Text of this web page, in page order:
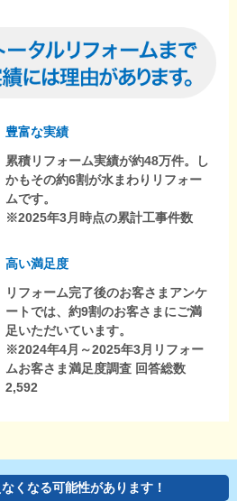
豊富な実績
累積リフォーム実績が約48万件。し
かもその約6割が水まわりリフォー
ムです。
※2025年3月時点の累計工事件数
高い満足度
リフォーム完了後のお客さまアンケ
ートでは、約9割のお客さまにご満
足いただいています。
※2024年4月～2025年3月リフォー
ムお客さま満足度調査 回答総数
2,592
くなる可能性があります！